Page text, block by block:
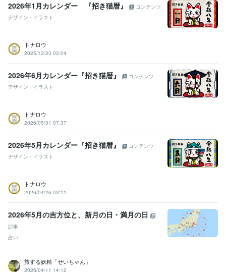
2026年1月カレンダー 『招き猫暦』
コンテンツ
デザイン・イラスト
トナロウ
2025/12/23 03:04
2026年6月カレンダー『招き猫暦』
コンテンツ
デザイン・イラスト
トナロウ
2026/05/31 07:37
2026年5月カレンダー『招き猫暦』
コンテンツ
デザイン・イラスト
トナロウ
2026/04/26 03:11
2026年5月の吉方位と、新月の日・満月の日
記事
占い
旅する妖精「せいちゃん」
2026/04/11 14:12